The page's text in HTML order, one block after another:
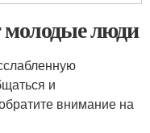
люди
и
внимание на